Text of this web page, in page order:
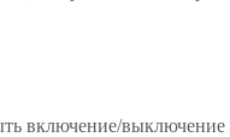
включение/